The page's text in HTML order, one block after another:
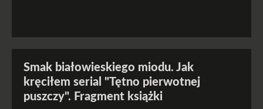
Smak białowieskiego miodu. Jak
kręciłem serial "Tętno pierwotnej
puszczy". Fragment książki